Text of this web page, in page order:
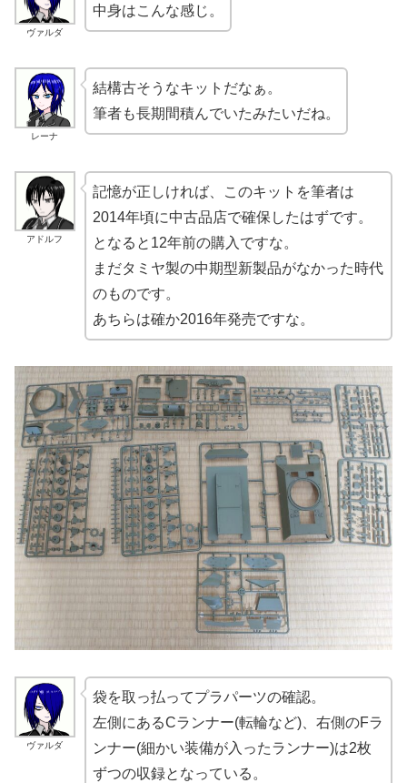
ヴァルダ
中身はこんな感じ。
レーナ
結構古そうなキットだなぁ。
筆者も長期間積んでいたみたいだね。
アドルフ
記憶が正しければ、このキットを筆者は
2014年頃に中古品店で確保したはずです。
となると12年前の購入ですな。
まだタミヤ製の中期型新製品がなかった時代
のものです。
あちらは確か2016年発売ですな。
ヴァルダ
袋を取っ払ってプラパーツの確認。
左側にあるCランナー(転輪など)、右側のFラ
ンナー(細かい装備が入ったランナー)は2枚
ずつの収録となっている。